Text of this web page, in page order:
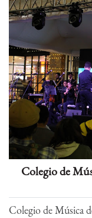
Colegio de
Colegio de Música